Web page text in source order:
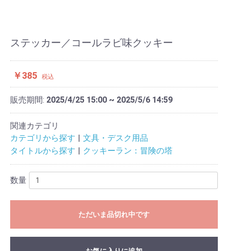
ステッカー／コールラビ味クッキー
￥385 税込
販売期間: 2025/4/25 15:00 ~ 2025/5/6 14:59
関連カテゴリ
カテゴリから探す
文具・デスク用品
タイトルから探す
クッキーラン：冒険の塔
数量
ただいま品切れ中です